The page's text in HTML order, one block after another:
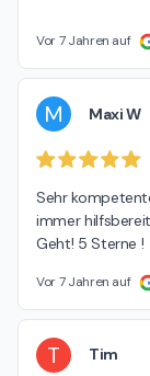
Vor 7 Jahren auf
M Maxi W
Sehr
immer
Geht! 5 Sterne !
Vor 7 Jahren auf
T Tim